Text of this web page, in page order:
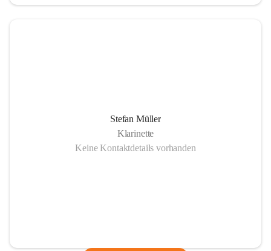
Stefan Müller
Klarinette
Keine Kontaktdetails vorhanden